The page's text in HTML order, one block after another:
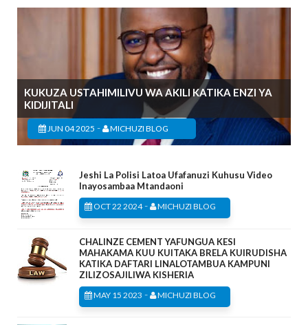
KUKUZA USTAHIMILIVU WA AKILI KATIKA ENZI YA
KIDIJITALI
JUN 04 2025 - MICHUZI BLOG
Jeshi La Polisi Latoa Ufafanuzi Kuhusu Video
Inayosambaa Mtandaoni
OCT 22 2024- MICHUZI BLOG
CHALINZE CEMENT YAFUNGUA KESI
MAHAKAMA KUU KUITAKA BRELA KUIRUDISHA
KATIKA DAFTARI LINALOTAMBUA KAMPUNI
ZILIZOSAJILIWA KISHERIA
MAY 15 2023 - MICHUZI BLOG